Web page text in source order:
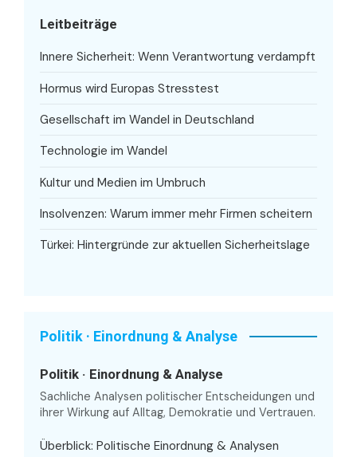
Leitbeiträge
Innere Sicherheit: Wenn Verantwortung verdampft
Hormus wird Europas Stresstest
Gesellschaft im Wandel in Deutschland
Technologie im Wandel
Kultur und Medien im Umbruch
Insolvenzen: Warum immer mehr Firmen scheitern
Türkei: Hintergründe zur aktuellen Sicherheitslage
Politik · Einordnung & Analyse
Politik · Einordnung & Analyse
Sachliche Analysen politischer Entscheidungen und
ihrer Wirkung auf Alltag, Demokratie und Vertrauen.
Überblick: Politische Einordnung & Analysen